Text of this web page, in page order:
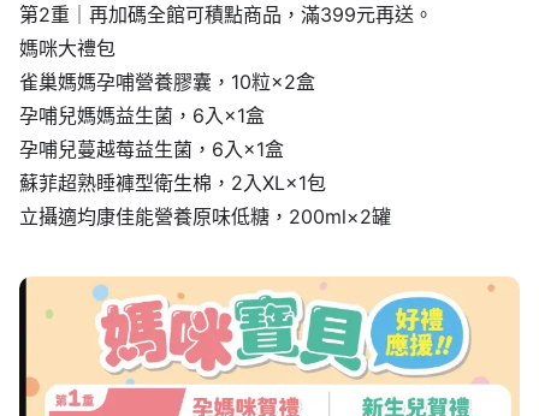
第2重｜再加碼全館可積點商品，滿399元再送。
媽咪大禮包
雀巢媽媽孕哺營養膠囊，10粒×2盒
孕哺兒媽媽益生菌，6入×1盒
孕哺兒蔓越莓益生菌，6入×1盒
蘇菲超熟睡褲型衛生棉，2入XL×1包
立攝適均康佳能營養原味低糖，200ml×2罐